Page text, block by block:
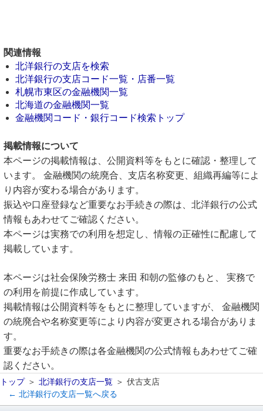
関連情報
北洋銀行の支店を検索
北洋銀行の支店コード一覧・店番一覧
札幌市東区の金融機関一覧
北海道の金融機関一覧
金融機関コード・銀行コード検索トップ
掲載情報について
本ページの掲載情報は、公開資料等をもとに確認・整理して
います。 金融機関の統廃合、支店名称変更、組織再編等によ
り内容が変わる場合があります。
振込や口座登録など重要なお手続きの際は、北洋銀行の公式
情報もあわせてご確認ください。
本ページは実務での利用を想定し、情報の正確性に配慮して
掲載しています。
本ページは社会保険労務士 来田 和朝の監修のもと、 実務で
の利用を前提に作成しています。
掲載情報は公開資料等をもとに整理していますが、 金融機関
の統廃合や名称変更等により内容が変更される場合がありま
す。
重要なお手続きの際は各金融機関の公式情報もあわせてご確
認ください。
トップ 北洋銀行の支店一覧
伏古支店
← 北洋銀行の支店一覧へ戻る